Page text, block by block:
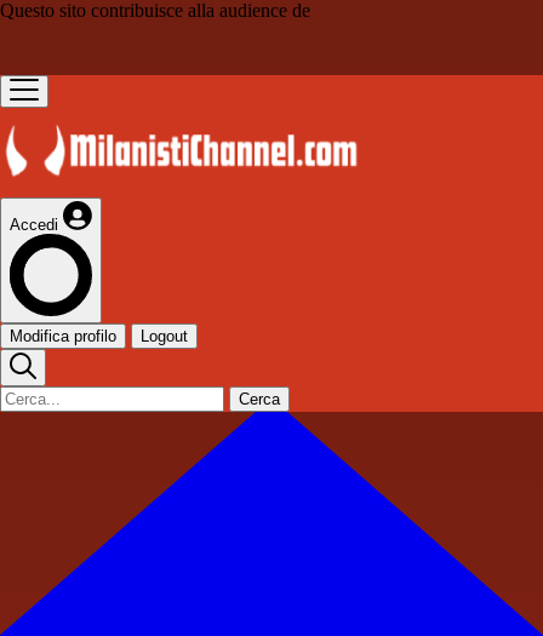
Questo sito contribuisce alla audience de
Accedi
Modifica profilo Logout
Cerca